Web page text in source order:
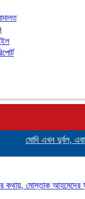
মোদি এখন দুর্বল,
কথায়, মোস্তাক